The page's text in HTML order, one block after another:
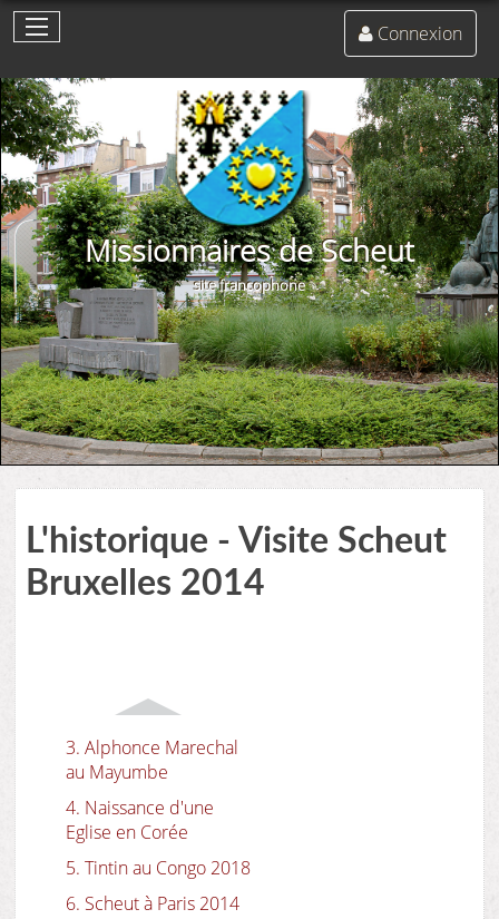
Missionnaires de Scheut
site francophone
Connexion
L'historique - Visite Scheut
Bruxelles 2014
3. Alphonce Marechal
au Mayumbe
4. Naissance d'une
Eglise en Corée
5. Tintin au Congo 2018
6. Scheut à Paris 2014